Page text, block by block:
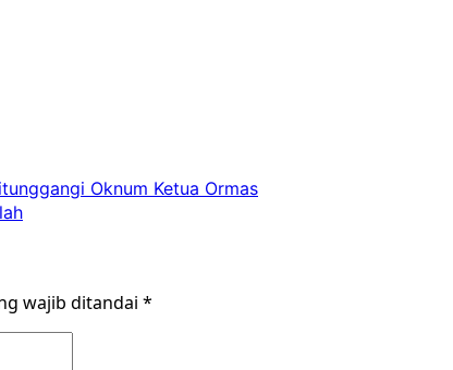
Oknum Ketua Ormas
wajib ditandai *